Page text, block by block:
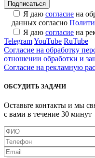
Я даю согласие на
данных согласно
Я даю согласие на
TelegramYouTube RuTube
Согласие на обработку
отношении обработки и
Согласие на рекламную
ОБСУДИТЬ ЗАДАЧИ
Оставьте контакты и мы
с вами в течение 30 минут